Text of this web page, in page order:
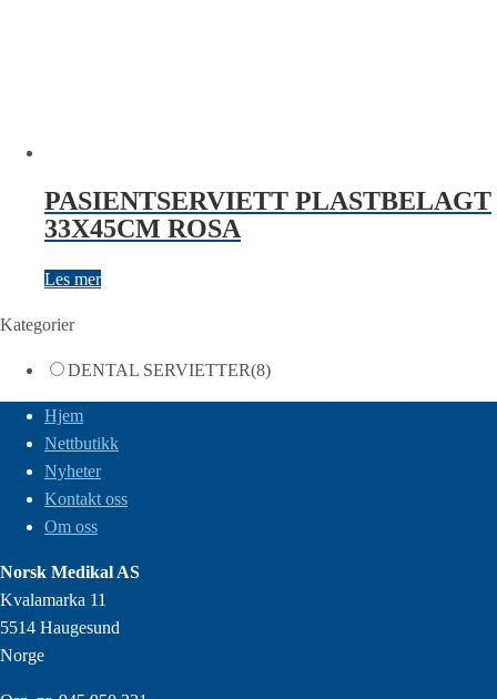
PASIENTSERVIETT PLASTBELAGT
33X45CM ROSA
Les mer
Kategorier
DENTAL SERVIETTER(8)
Hjem
Nettbutikk
Nyheter
Kontakt oss
Om oss
Norsk Medikal AS
Kvalamarka 11
5514 Haugesund
Norge